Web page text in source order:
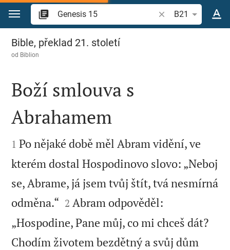
Přejít na obsah
Vyhledat biblický
B21
Genesis 15
Bible, překlad 21. století
od Biblion

Boží smlouva s
Abrahamem

1 Po nějaké době měl Abram vidění, ve
kterém dostal Hospodinovo slovo: „Neboj
se, Abrame, já jsem tvůj štít, tvá nesmírná
odměna.“ 

2 Abram odpověděl:
„Hospodine, Pane můj, co mi chceš dát?
Chodím životem bezdětný a svůj dům